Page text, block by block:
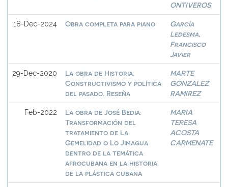
ONTIVEROS
18-Dec-2024 Obra completa para piano
García
Ledesma,
Francisco
Javier
29-Dec-2020
La obra de Historia.
Constructivismo y política
del pasado. Reseña
MARTE
GONZALEZ
RAMIREZ
Feb-2022
La obra de José Bedia:
Transformación del
tratamiento de La
Gemelidad o Lo Jimagua
dentro de la temática
afrocubana en la historia
de la plástica cubana
MARIA
TERESA
ACOSTA
CARMENATE